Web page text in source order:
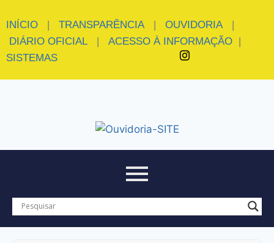
INÍCIO | TRANSPARÊNCIA| OUVIDORIA|
DIÁRIO OFICIAL | ACESSO À INFORMAÇÃO |
SISTEMAS